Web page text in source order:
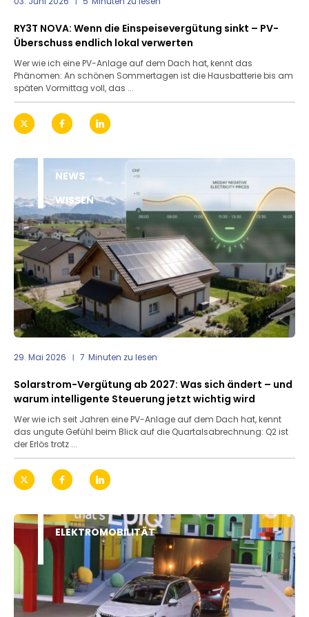
RY3T NOVA: Wenn die Einspeisevergütung sinkt – PV-
Überschuss endlich lokal verwerten
Wer wie ich eine PV-Anlage auf dem Dach hat, kennt das
Phänomen: An schönen Sommertagen ist die Hausbatterie bis am
späten Vormittag voll, das ...
NEWS
WISSEN
29. Mai 2026 7 Minuten zu lesen
Solarstrom-Vergütung ab 2027: Was sich ändert – und
warum intelligente Steuerung jetzt wichtig wird
Wer wie ich seit Jahren eine PV-Anlage auf dem Dach hat, kennt
das ungute Gefühl beim Blick auf die Quartalsabrechnung: Q2 ist
der Erlös trotz ...
ELEKTROMOBILITÄT